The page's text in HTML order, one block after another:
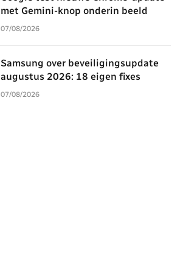
met Gemini-knop onderin beeld
07/08/2026
Samsung over beveiligingsupdate
augustus 2026: 18 eigen fixes
07/08/2026